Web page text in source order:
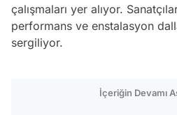
çalışmaları yer alıyor.
performans ve enstalasyon
sergiliyor.
İçeriğin Devamı